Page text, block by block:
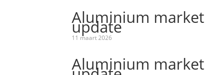
Aluminium market
update
11 maart 2026
Aluminium market